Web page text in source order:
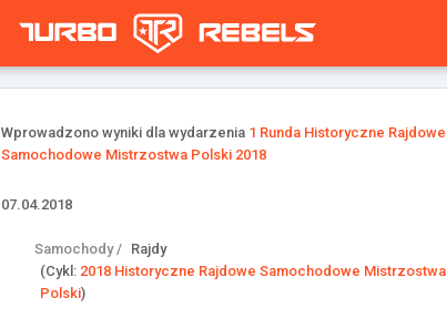
Wprowadzono wyniki dla wydarzenia 1 Runda Historyczne Rajdowe
Samochodowe Mistrzostwa Polski 2018
07.04.2018
Samochody / Rajdy
(Cykl: 2018 Historyczne Rajdowe Samochodowe Mistrzostwa
Polski)